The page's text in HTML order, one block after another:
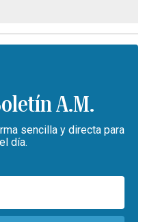
A.M.
sencilla y directa para
día.